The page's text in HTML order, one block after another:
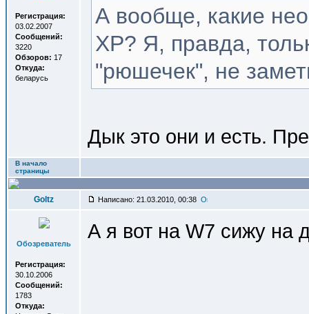
Регистрация:
03.02.2007
Сообщений:
3220
Обзоров: 17
Откуда:
беларусь
А вообще, какие
XP? Я, правда,
"рюшечек", не
Дык это они и есть.
В начало
страницы
Goltz Написано: 21.03.2010, 00:38
Обозреватель
Регистрация:
30.10.2006
Сообщений:
1783
Откуда:
А я вот на W7 сижу на